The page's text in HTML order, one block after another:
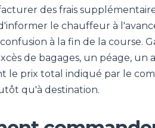
des frais
le chauffeur à
à la fin de la course.
de bagages, un péage,
le prix total indiqué par le
qu'à destination.